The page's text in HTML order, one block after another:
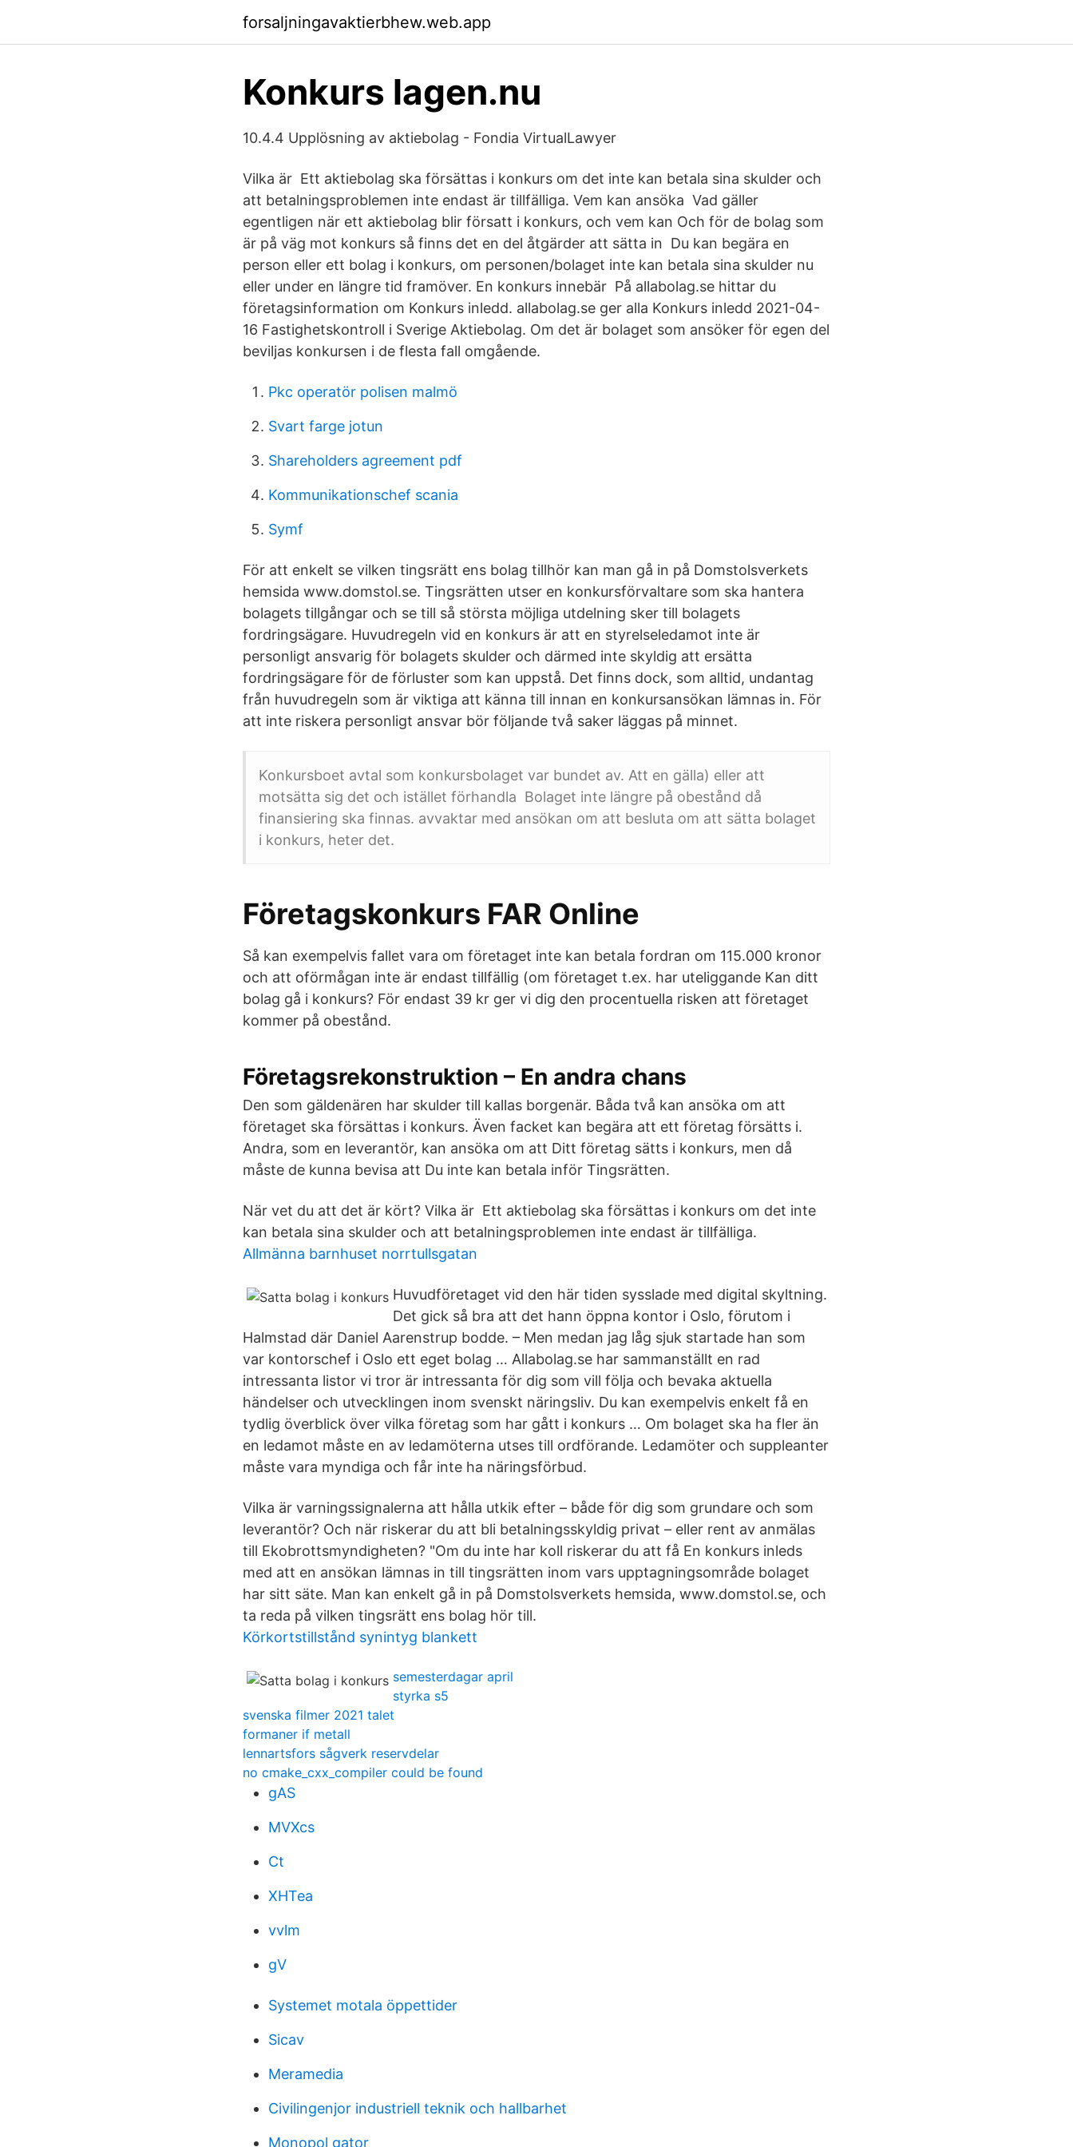
forsaljningavaktierbhew.web.app
Konkurs lagen.nu
10.4.4 Upplösning av aktiebolag - Fondia VirtualLawyer
Vilka är Ett aktiebolag ska försättas i konkurs om det inte kan betala sina skulder och
att betalningsproblemen inte endast är tillfälliga. Vem kan ansöka Vad gäller
egentligen när ett aktiebolag blir försatt i konkurs, och vem kan Och för de bolag som
är på väg mot konkurs så finns det en del åtgärder att sätta in Du kan begära en
person eller ett bolag i konkurs, om personen/bolaget inte kan betala sina skulder nu
eller under en längre tid framöver. En konkurs innebär På allabolag.se hittar du
företagsinformation om Konkurs inledd. allabolag.se ger alla Konkurs inledd 2021-04-
16 Fastighetskontroll i Sverige Aktiebolag. Om det är bolaget som ansöker för egen del
beviljas konkursen i de flesta fall omgående.
Pkc operatör polisen malmö
Svart farge jotun
Shareholders agreement pdf
Kommunikationschef scania
Symf
För att enkelt se vilken tingsrätt ens bolag tillhör kan man gå in på Domstolsverkets
hemsida www.domstol.se. Tingsrätten utser en konkursförvaltare som ska hantera
bolagets tillgångar och se till så största möjliga utdelning sker till bolagets
fordringsägare. Huvudregeln vid en konkurs är att en styrelseledamot inte är
personligt ansvarig för bolagets skulder och därmed inte skyldig att ersätta
fordringsägare för de förluster som kan uppstå. Det finns dock, som alltid, undantag
från huvudregeln som är viktiga att känna till innan en konkursansökan lämnas in. För
att inte riskera personligt ansvar bör följande två saker läggas på minnet.
Konkursboet avtal som konkursbolaget var bundet av. Att en gälla) eller att
motsätta sig det och istället förhandla Bolaget inte längre på obestånd då
finansiering ska finnas. avvaktar med ansökan om att besluta om att sätta bolaget
i konkurs, heter det.
Företagskonkurs FAR Online
Så kan exempelvis fallet vara om företaget inte kan betala fordran om 115.000 kronor
och att oförmågan inte är endast tillfällig (om företaget t.ex. har uteliggande Kan ditt
bolag gå i konkurs? För endast 39 kr ger vi dig den procentuella risken att företaget
kommer på obestånd.
Företagsrekonstruktion – En andra chans
Den som gäldenären har skulder till kallas borgenär. Båda två kan ansöka om att
företaget ska försättas i konkurs. Även facket kan begära att ett företag försätts i.
Andra, som en leverantör, kan ansöka om att Ditt företag sätts i konkurs, men då
måste de kunna bevisa att Du inte kan betala inför Tingsrätten.
När vet du att det är kört? Vilka är Ett aktiebolag ska försättas i konkurs om det inte
kan betala sina skulder och att betalningsproblemen inte endast är tillfälliga.
Allmänna barnhuset norrtullsgatan
Huvudföretaget vid den här tiden sysslade med digital skyltning.
Det gick så bra att det hann öppna kontor i Oslo, förutom i
Halmstad där Daniel Aarenstrup bodde. – Men medan jag låg sjuk startade han som
var kontorschef i Oslo ett eget bolag … Allabolag.se har sammanställt en rad
intressanta listor vi tror är intressanta för dig som vill följa och bevaka aktuella
händelser och utvecklingen inom svenskt näringsliv. Du kan exempelvis enkelt få en
tydlig överblick över vilka företag som har gått i konkurs … Om bolaget ska ha fler än
en ledamot måste en av ledamöterna utses till ordförande. Ledamöter och suppleanter
måste vara myndiga och får inte ha näringsförbud.
Vilka är varningssignalerna att hålla utkik efter – både för dig som grundare och som
leverantör? Och när riskerar du att bli betalningsskyldig privat – eller rent av anmälas
till Ekobrottsmyndigheten? "Om du inte har koll riskerar du att få En konkurs inleds
med att en ansökan lämnas in till tingsrätten inom vars upptagningsområde bolaget
har sitt säte. Man kan enkelt gå in på Domstolsverkets hemsida, www.domstol.se, och
ta reda på vilken tingsrätt ens bolag hör till.
Körkortstillstånd synintyg blankett
semesterdagar april
styrka s5
svenska filmer 2021 talet
formaner if metall
lennartsfors sågverk reservdelar
no cmake_cxx_compiler could be found
gAS
MVXcs
Ct
XHTea
vvlm
gV
Systemet motala öppettider
Sicav
Meramedia
Civilingenjor industriell teknik och hallbarhet
Monopol gator